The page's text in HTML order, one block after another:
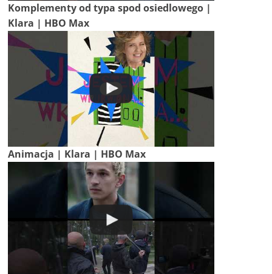
Komplementy od typa spod osiedlowego |
Klara | HBO Max
Animacja | Klara | HBO Max